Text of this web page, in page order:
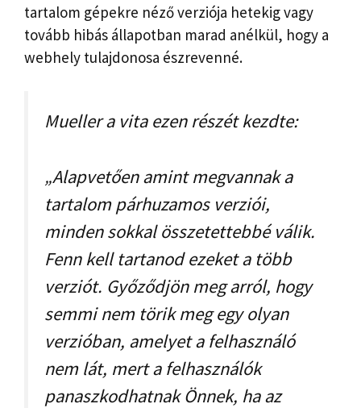
tartalom gépekre néző verziója hetekig vagy
tovább hibás állapotban marad anélkül, hogy a
webhely tulajdonosa észrevenné.
Mueller a vita ezen részét kezdte:
„Alapvetően amint megvannak a
tartalom párhuzamos verziói,
minden sokkal összetettebbé válik.
Fenn kell tartanod ezeket a több
verziót. Győződjön meg arról, hogy
semmi nem törik meg egy olyan
verzióban, amelyet a felhasználó
nem lát, mert a felhasználók
panaszkodhatnak Önnek, ha az